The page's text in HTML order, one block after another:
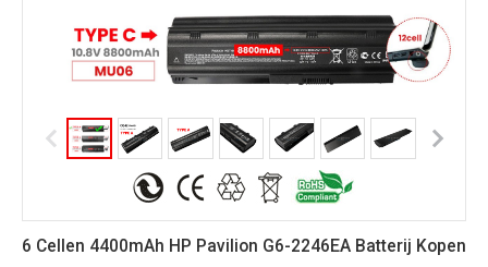
6 Cellen 4400mAh HP Pavilion G6-2246EA Batterij Kopen